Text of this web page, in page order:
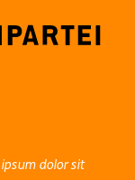
dolor sit